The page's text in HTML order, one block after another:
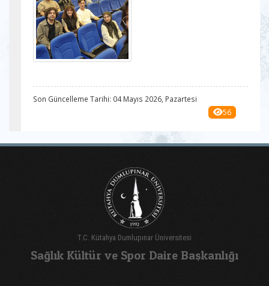
Son Güncelleme Tarihi: 04 Mayıs 2026, Pazartesi
56
T.C. Kütahya Dumlupınar Üniversitesi
Sağlık Kültür ve Spor Daire Başkanlığı